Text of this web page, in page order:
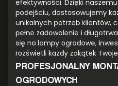
efektywności. Dzięki
podejściu, dostosowujemy
unikalnych potrzeb klientów,
pełne zadowolenie i
się na lampy ogrodowe,
rozświetli każdy zakątek
PROFESJONALNY
OGRODOWYCH